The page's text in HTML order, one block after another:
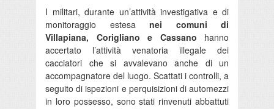
I militari, durante un’attività investigativa e di
monitoraggio estesanei comuni di
Villapiana, Corigliano e Cassano hanno
accertato l’attività venatoria illegale dei
cacciatori che si avvalevano anche di un
accompagnatore del luogo. Scattati i controlli, a
seguito di ispezioni e perquisizioni di automezzi
in loro possesso, sono stati rinvenuti abbattuti